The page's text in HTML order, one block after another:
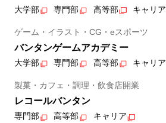
大学部 専門部 高等部 キャリア
ゲーム・イラスト・CG・eスポーツ
バンタンゲームアカデミー
大学部 専門部 高等部 キャリア
製菓・カフェ・調理・飲食店開業
レコールバンタン
専門部 高等部 キャリア